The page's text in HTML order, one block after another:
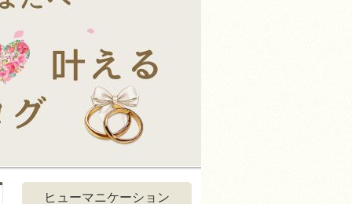
ヒューマニケーション